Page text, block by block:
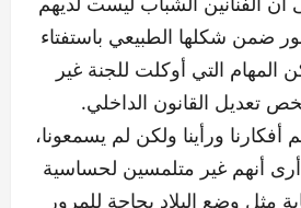
ضمن شكلها الطبيعي باستفتاء
التي أوكلت للجنة غير
تعديل القانون الداخلي.
ورأينا ولكن لم يسمعونا،
أنهم غير متلمسين لحساسية
مثل وضع البلاد بحاجة للمرور